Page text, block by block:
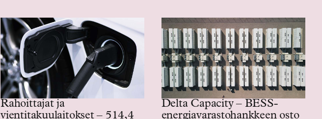
Rahoittajat ja
vientitakuulaitokset – 514,4
Delta Capacity – BESS-
energiavarastohankkeen osto